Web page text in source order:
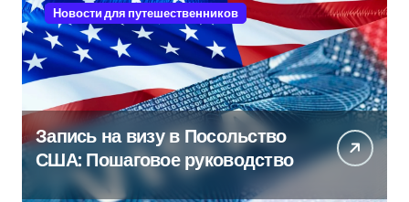
Новости для путешественников
Запись на визу в Посольство
США: Пошаговое руководство